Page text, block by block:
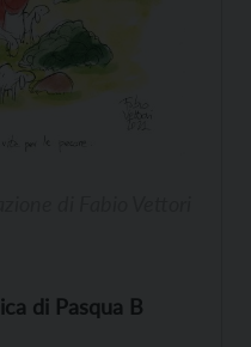
di Pasqua B